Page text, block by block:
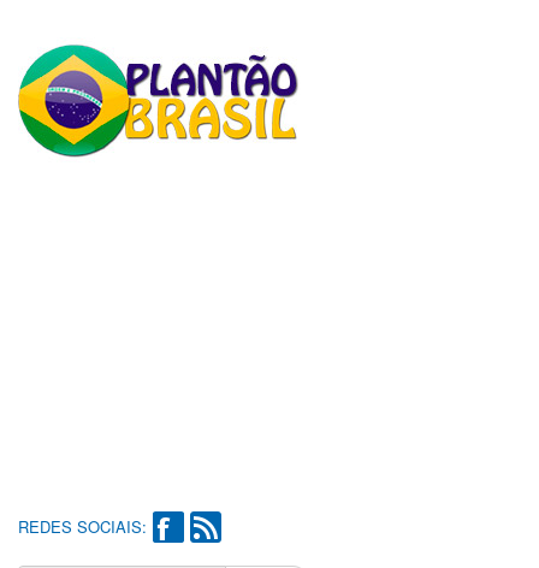
REDES SOCIAIS: